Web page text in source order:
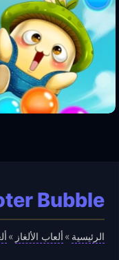
Bubble
الرئيسية » ألعاب الألغاز »